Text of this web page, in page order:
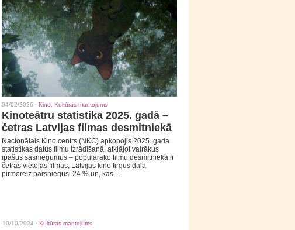
04/02/2026 · Kino Kultūras mantojums
Kinoteātru statistika 2025. gadā –
četras Latvijas filmas desmitniekā
Nacionālais Kino centrs (NKC) apkopojis 2025. gada
statistikas datus filmu izrādīšanā, atklājot vairākus
īpašus sasniegumus – populārāko filmu desmitniekā ir
četras vietējās filmas, Latvijas kino tirgus daļa
pirmoreiz pārsniegusi 24 % un, kas…
10/10/2024 · Kultūras mantojums